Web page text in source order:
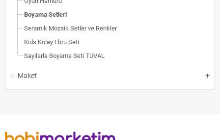
Boyama Setleri
Seramik Mozaik Setler ve Renkler
Kids Kolay Ebru Seti
Sayılarla Boyama Seti TUVAL
Maket